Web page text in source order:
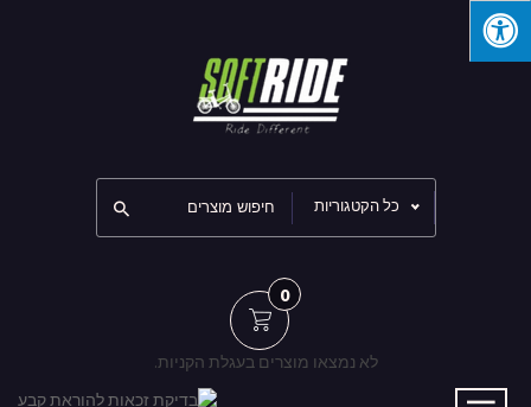
כל הקטגוריות
0
לא נמצאו מוצרים בעגלת הקניות.